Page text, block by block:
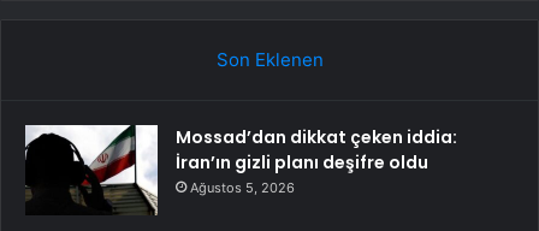
Son Eklenen
Mossad’dan dikkat çeken iddia:
İran’ın gizli planı deşifre oldu
Ağustos 5, 2026